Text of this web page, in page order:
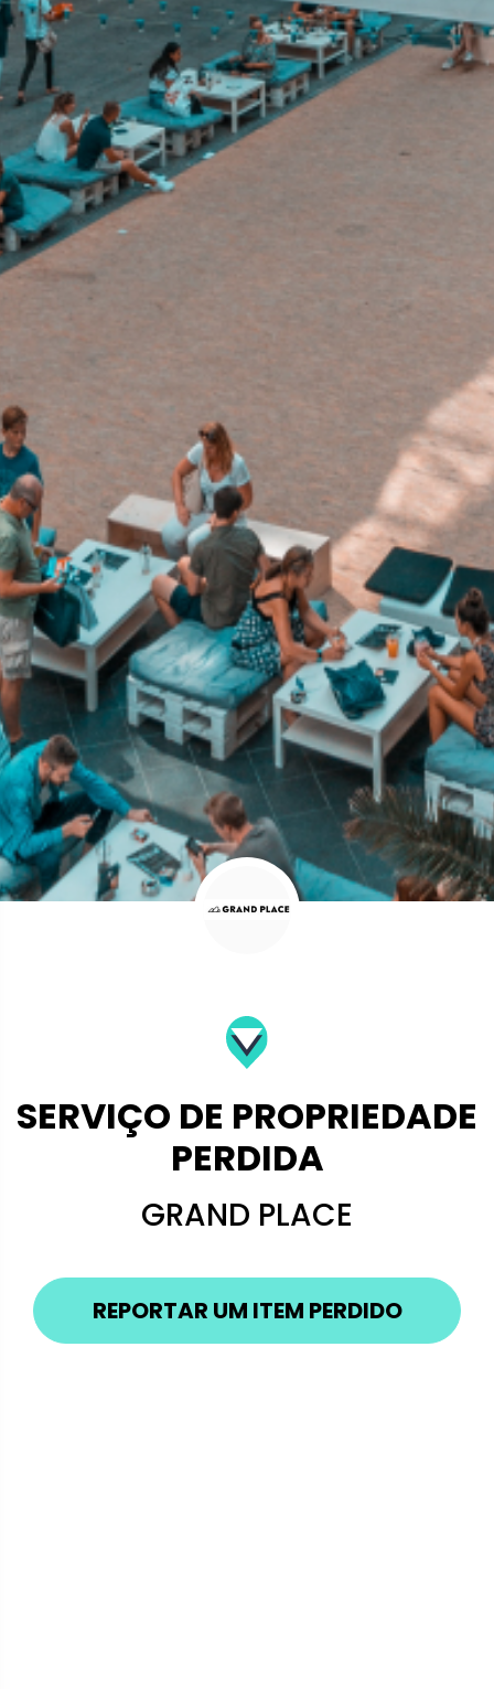
SERVIÇO DE PROPRIEDADE
PERDIDA
GRAND PLACE
REPORTAR UM ITEM PERDIDO